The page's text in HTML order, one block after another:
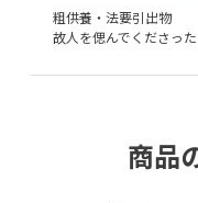
粗供養・法要引出物
故人を偲んでくださっ
商品